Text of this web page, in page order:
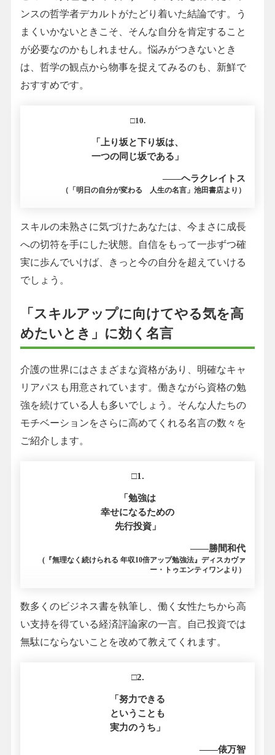
ンスの哲学者デカルトがたどり着いた結論です。う
まくいかないときこそ、そんな自分を肯定すること
が必要なのかもしれません。悩みがつきないとき
は、哲学の観点から物事を捉えてみるのも、新鮮で
おすすめです。
□10.
「上り坂と下り坂は、
一つの同じ坂である」
――ヘラクレイトス
（「明日の自分が変わる 人生の名言」池田書店より）
スキルの未熟さに気づけたあなたは、今まさに成長
への切符を手にした状態。自信をもって一歩ずつ確
実に歩んでいけば、きっと今の自分を超えていける
でしょう。
「スキルアップに向けてやる気を高
めたいとき」に効く名言
介護の世界にはさまざまな資格があり、明確なキャ
リアパスも用意されています。働きながら資格の勉
強を続けている人も多いでしょう。そんな人たちの
モチベーションをさらに高めてくれる名言の数々を
ご紹介します。
□1.
「勉強は
幸せになるための
先行投資」
――勝間和代
(『無理なく続けられる 年収10倍アップ勉強法』ディスカヴァ
ー・トゥエンティワンより）
数多くのビジネス書を執筆し、働く女性たちから高
い支持を得ている経済評論家の一言。自己投資では
無駄にならないことを改めて教えてくれます。
□2.
「努力できる
ということも
実力のうち」
――俵万智